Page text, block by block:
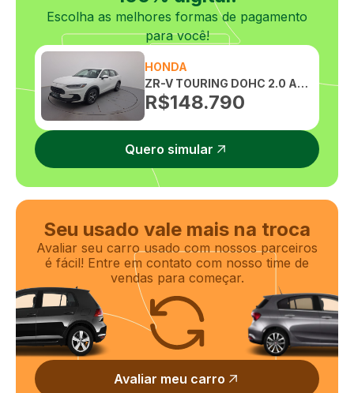
Escolha as melhores formas de pagamento
para você!
HONDA
ZR-V TOURING DOHC 2.0 AUTOMATICO
R$148.790
Quero simular
Seu usado vale mais na troca
Avaliar seu carro usado com nossos parceiros
é fácil! Entre em contato com nosso time de
vendas para começar.
Avaliar meu carro